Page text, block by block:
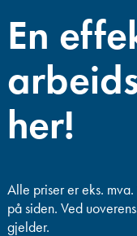
En
her!
Alle priser er eks. mva.
på siden. Ved
gjelder.